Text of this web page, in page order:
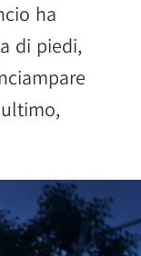
ha
di piedi,